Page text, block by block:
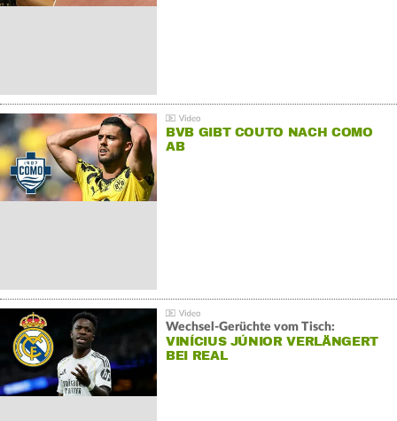
BVB GIBT COUTO NACH COMO
AB
Wechsel-Gerüchte vom Tisch:
VINÍCIUS JÚNIOR VERLÄNGERT
BEI REAL